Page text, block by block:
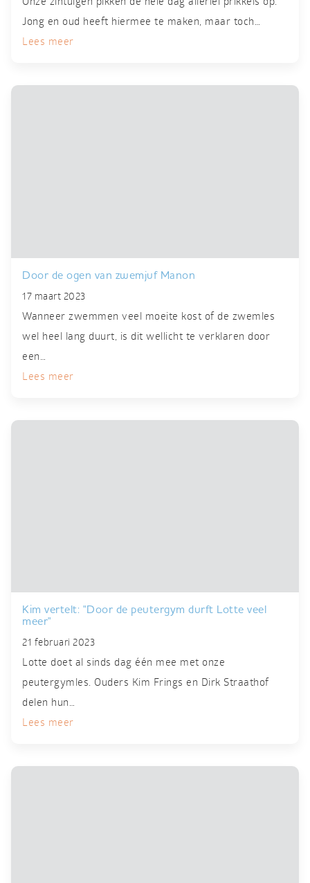
Jong en oud heeft hiermee te maken, maar toch…
Lees meer
Door de ogen van zwemjuf Manon
17 maart 2023
Wanneer zwemmen veel moeite kost of de zwemles
wel heel lang duurt, is dit wellicht te verklaren door
een…
Lees meer
Kim vertelt: "Door de peutergym durft Lotte veel
meer"
21 februari 2023
Lotte doet al sinds dag één mee met onze
peutergymles. Ouders Kim Frings en Dirk Straathof
delen hun…
Lees meer